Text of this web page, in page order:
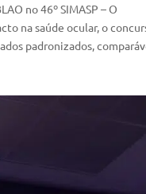
no 46º SIMASP – O
na saúde ocular, o
padronizados,